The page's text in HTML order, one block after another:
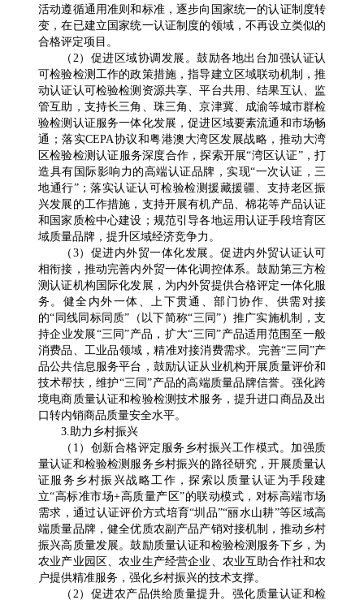
活动遵循通用准则和标准，逐步向国家统一的认证制度转
变，在已建立国家统一认证制度的领域，不再设立类似的
合格评定项目。
（2）促进区域协调发展。鼓励各地出台加强认证认
可检验检测工作的政策措施，指导建立区域联动机制，推
动认证认可检验检测资源共享、平台共用、结果互认、监
管互助，支持长三角、珠三角、京津冀、成渝等城市群检
验检测认证服务一体化发展，促进区域要素流通和市场畅
通；落实CEPA协议和粤港澳大湾区发展战略，推动大湾
区检验检测认证服务深度合作，探索开展“湾区认证”，打
造具有国际影响力的高端认证品牌，实现“一次认证，三
地通行”；落实认证认可检验检测援藏援疆、支持老区振
兴发展的工作措施，支持开展有机产品、棉花等产品认证
和国家质检中心建设；规范引导各地运用认证手段培育区
域质量品牌，提升区域经济竞争力。
（3）促进内外贸一体化发展。促进内外贸认证认可
相衔接，推动完善内外贸一体化调控体系。鼓励第三方检
测认证机构国际化发展，为内外贸提供合格评定一体化服
务。健全内外一体、上下贯通、部门协作、供需对接
的“同线同标同质”（以下简称“三同”）推广实施机制，支
持企业发展“三同”产品，扩大“三同”产品适用范围至一般
消费品、工业品领域，精准对接消费需求。完善“三同”产
品公共信息服务平台，鼓励认证从业机构开展质量评价和
技术帮扶，维护“三同”产品的高端质量品牌信誉。强化跨
境电商质量认证和检验检测技术服务，提升进口商品及出
口转内销商品质量安全水平。
3.助力乡村振兴
（1）创新合格评定服务乡村振兴工作模式。加强质
量认证和检验检测服务乡村振兴的路径研究，开展质量认
证服务乡村振兴战略工作，探索以质量认证为手段建
立“高标准市场+高质量产区”的联动模式，对标高端市场
需求，通过认证评价方式培育“圳品”“丽水山耕”等区域高
端质量品牌，健全优质农副产品产销对接机制，推动乡村
振兴高质量发展。鼓励质量认证和检验检测服务下乡，为
农业产业园区、农业生产经营企业、农业互助合作社和农
户提供精准服务，强化乡村振兴的技术支撑。
（2）促进农产品供给质量提升。强化质量认证和检